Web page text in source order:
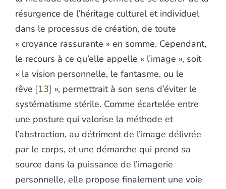
résurgence de l’héritage culturel et individuel
dans le processus de création, de toute
« croyance rassurante » en somme. Cependant,
le recours à ce qu’elle appelle « l’image », soit
« la vision personnelle, le fantasme, ou le
rêve 13 », permettrait à son sens d’éviter le
systématisme stérile. Comme écartelée entre
une posture qui valorise la méthode et
l’abstraction, au détriment de l’image délivrée
par le corps, et une démarche qui prend sa
source dans la puissance de l’imagerie
personnelle, elle propose finalement une voie